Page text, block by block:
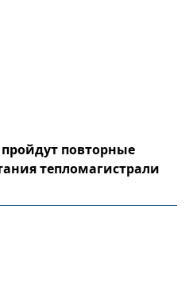
пройдут повторные
тепломагистрали